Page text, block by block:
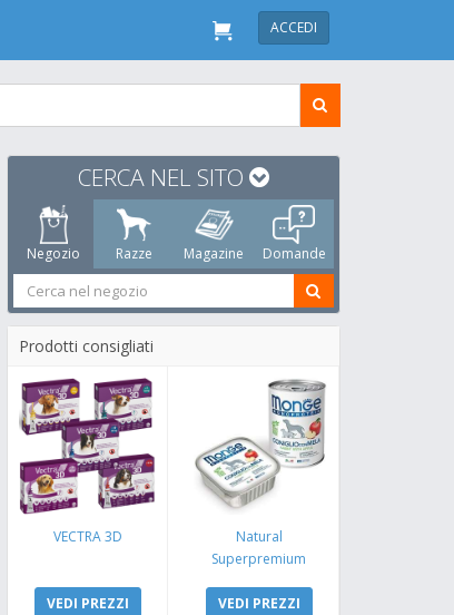
ACCEDI
CERCA NEL SITO
Negozio Razze Magazine Domande
Prodotti consigliati
VECTRA 3D
VEDI PREZZI
Natural
Superpremium
Coniglio e Mela
VEDI PREZZI